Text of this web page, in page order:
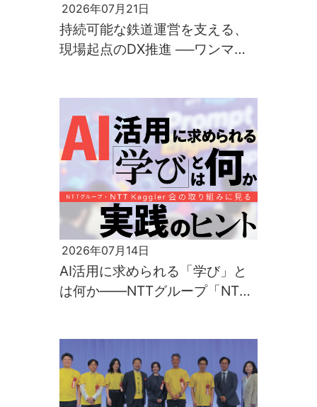
2026年07月21日
持続可能な鉄道運営を支える、
現場起点のDX推進 ──ワンマン
2026年07月14日
AI活用に求められる「学び」と
は何か――NTTグループ「NTT